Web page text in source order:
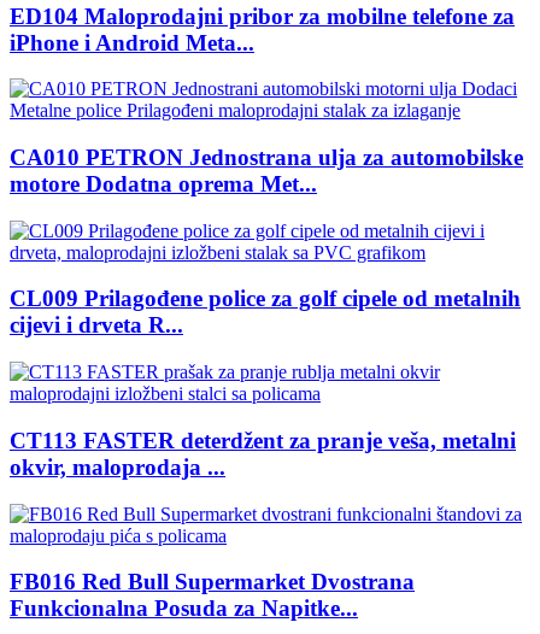
ED104 Maloprodajni pribor za mobilne telefone za
iPhone i Android Meta...
CA010 PETRON Jednostrana ulja za automobilske
motore Dodatna oprema Met...
CL009 Prilagođene police za golf cipele od metalnih
cijevi i drveta R...
CT113 FASTER deterdžent za pranje veša, metalni
okvir, maloprodaja ...
FB016 Red Bull Supermarket Dvostrana
Funkcionalna Posuda za Napitke...